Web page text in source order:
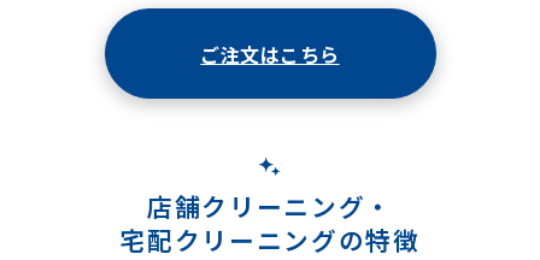
ご注文はこちら
店舗クリーニング・
宅配クリーニングの特徴